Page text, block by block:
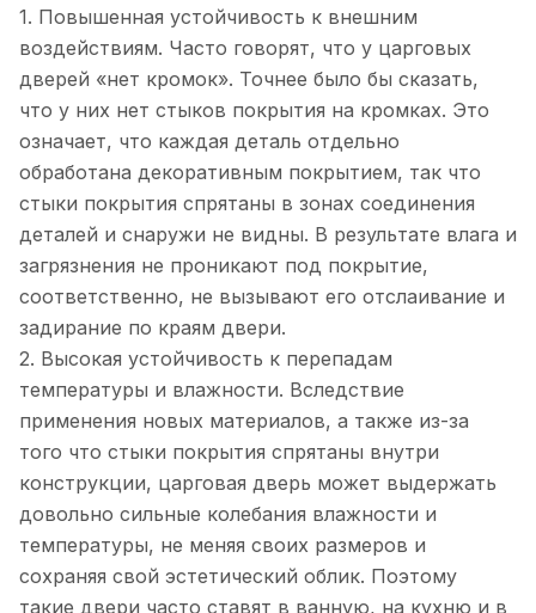
1. Повышенная устойчивость к внешним
воздействиям. Часто говорят, что у царговых
дверей «нет кромок». Точнее было бы сказать,
что у них нет стыков покрытия на кромках. Это
означает, что каждая деталь отдельно
обработана декоративным покрытием, так что
стыки покрытия спрятаны в зонах соединения
деталей и снаружи не видны. В результате влага и
загрязнения не проникают под покрытие,
соответственно, не вызывают его отслаивание и
задирание по краям двери.
2. Высокая устойчивость к перепадам
температуры и влажности. Вследствие
применения новых материалов, а также из-за
того что стыки покрытия спрятаны внутри
конструкции, царговая дверь может выдержать
довольно сильные колебания влажности и
температуры, не меняя своих размеров и
сохраняя свой эстетический облик. Поэтому
такие двери часто ставят в ванную, на кухню и в